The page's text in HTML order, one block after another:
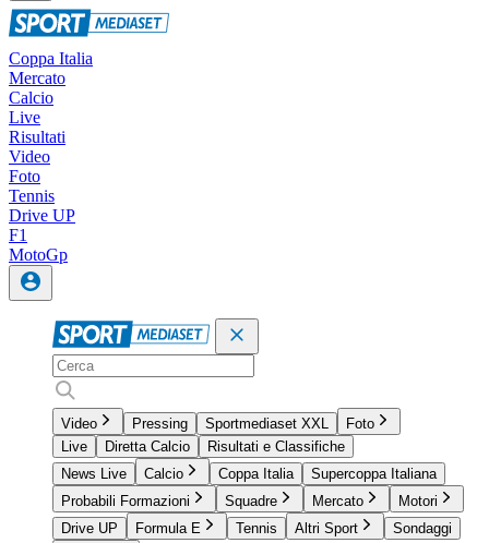
Coppa Italia
Mercato
Calcio
Live
Risultati
Video
Foto
Tennis
Drive UP
F1
MotoGp
Video Pressing Sportmediaset XXL
Foto
Live
Diretta Calcio
Risultati e Classifiche
News Live
Calcio Coppa Italia
Supercoppa Italiana
Probabili Formazioni
Squadre Mercato
Motori
Drive UP
Formula E Tennis Altri Sport
Sondaggi